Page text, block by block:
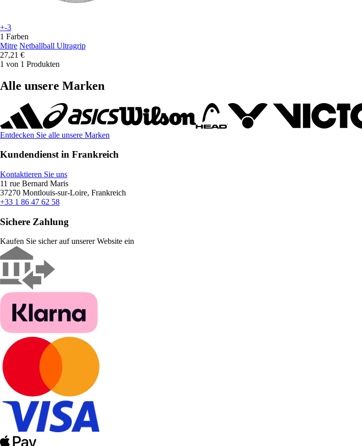
+-3
1 Farben
Mitre Netballball Ultragrip
27,21 €
1 von 1 Produkten
Alle unsere Marken
Entdecken Sie alle unsere Marken
Kundendienst in Frankreich
Kontaktieren Sie uns
11 rue Bernard Maris
37270 Montlouis-sur-Loire, Frankreich
+33 1 86 47 62 58
Sichere Zahlung
Kaufen Sie sicher auf unserer Website ein